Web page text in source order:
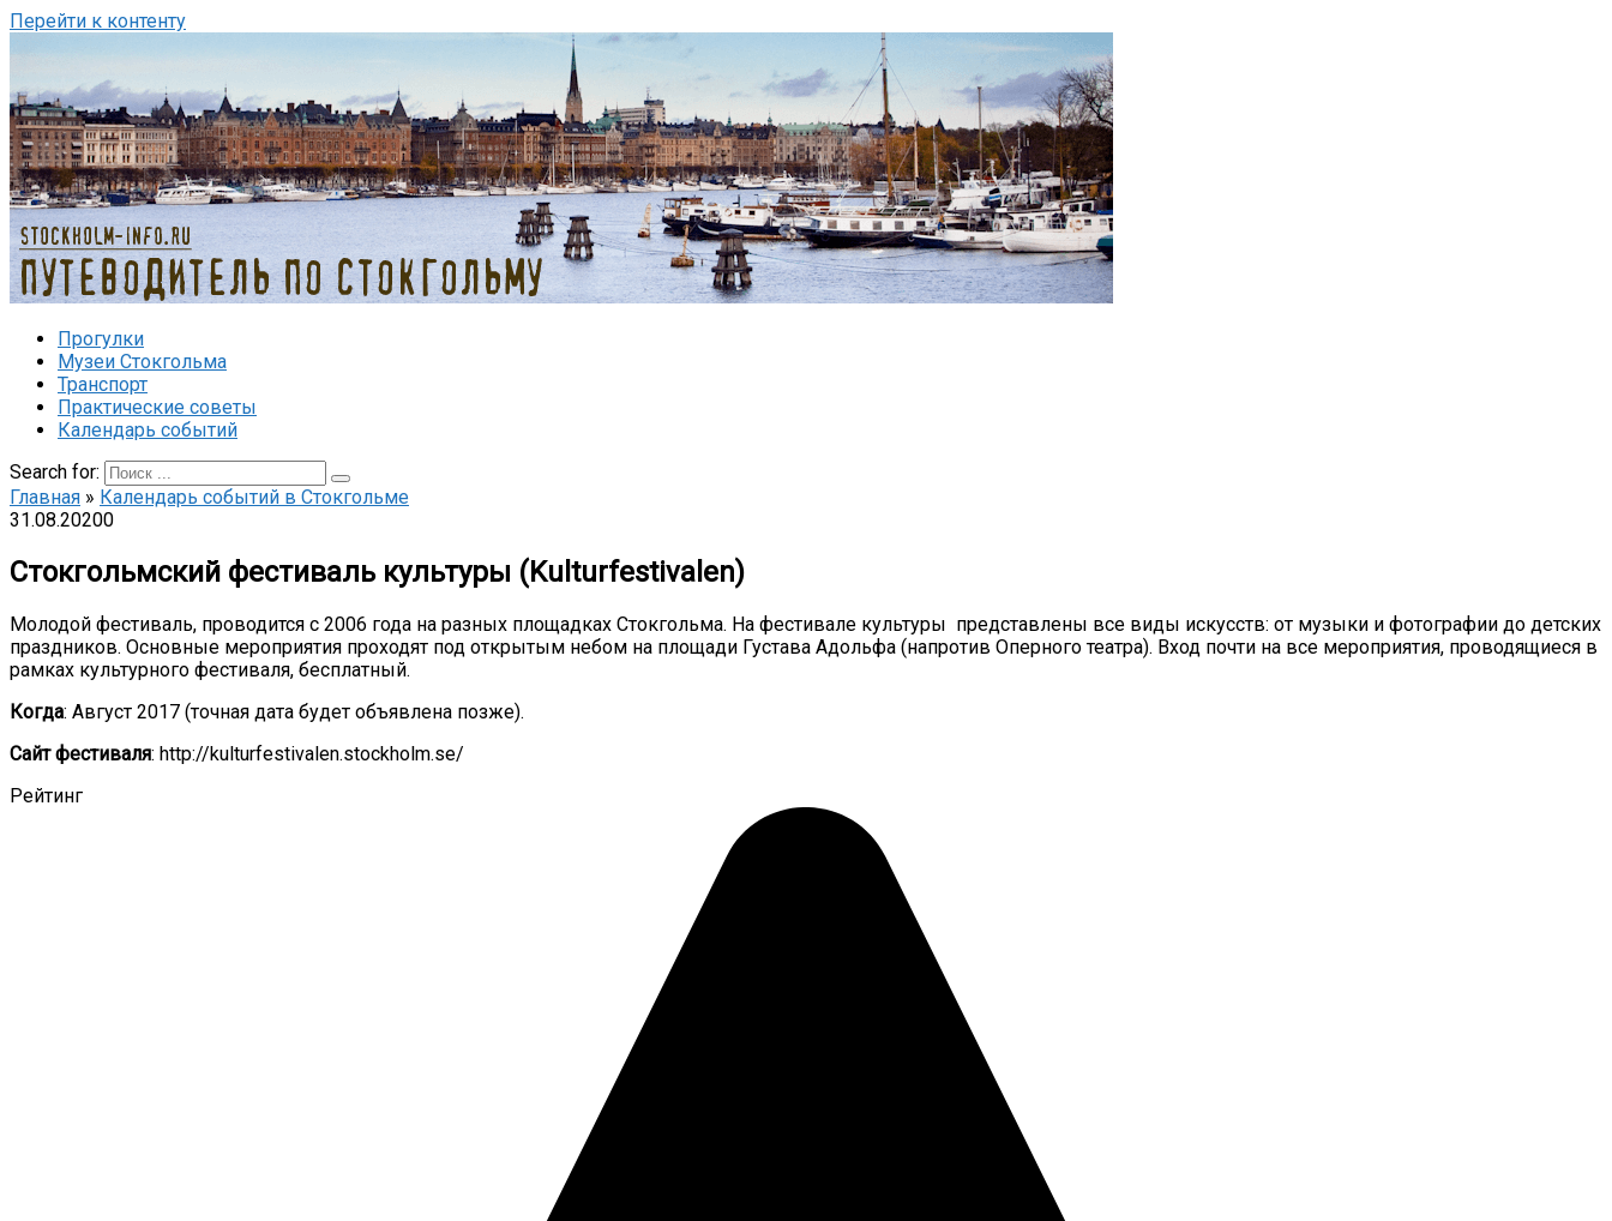
Перейти к контенту
Прогулки
Музеи Стокгольма
Транспорт
Практические советы
Календарь событий
Search for:
Главная » Календарь событий в Стокгольме
31.08.20200
Стокгольмский фестиваль культуры (Kulturfestivalen)
Молодой фестиваль, проводится с 2006 года на разных площадках Стокгольма. На фестивале культуры представлены все виды искусств: от музыки и фотографии до детских
праздников. Основные мероприятия проходят под открытым небом на площади Густава Адольфа (напротив Оперного театра). Вход почти на все мероприятия, проводящиеся в
рамках культурного фестиваля, бесплатный.
Когда: Август 2017 (точная дата будет объявлена позже).
Сайт фестиваля: http://kulturfestivalen.stockholm.se/
Рейтинг